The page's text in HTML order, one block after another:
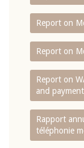
Report on
Report on
Report on
and
Rapport
téléphonie